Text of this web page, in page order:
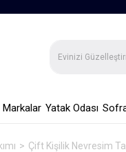
Markalar Yatak Odası
Çift Kişilik Nevresim